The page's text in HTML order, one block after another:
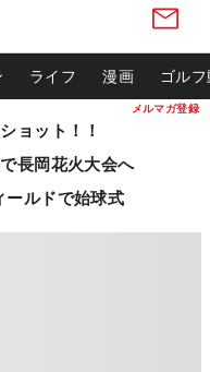
メルマガ登録
ライフ 漫画 ゴル
ョット！！
長岡花火大会へ
ールドで始球式